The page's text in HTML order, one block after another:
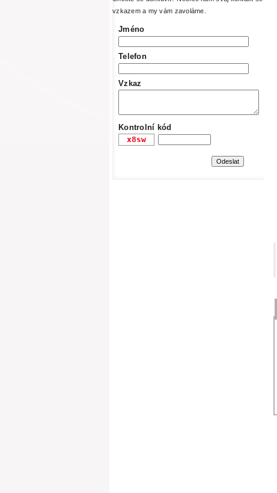
vzkazem a my vám zavoláme.
Jméno
Telefon
Vzkaz
Kontrolní kód